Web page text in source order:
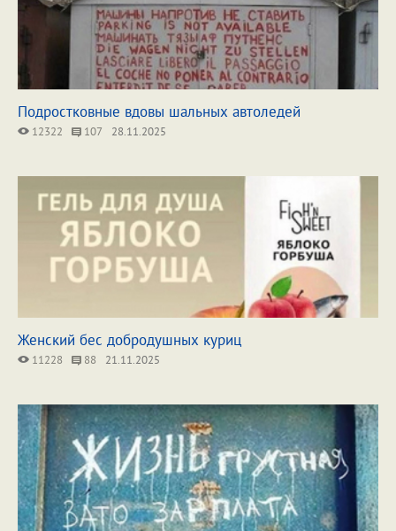
Подростковные вдовы шальных автоледей
12322 107 28.11.2025
Женский бес добродушных куриц
11228 88 21.11.2025